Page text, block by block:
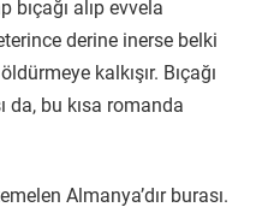
alıp evvela
derine inerse belki
kalkışır. Bıçağı
da, bu kısa romanda
Almanya’dır burası.